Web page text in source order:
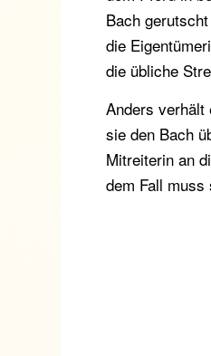
Bach
die
die übliche
Anders verhält
sie den Bach
Mitreiterin an
dem Fall muss